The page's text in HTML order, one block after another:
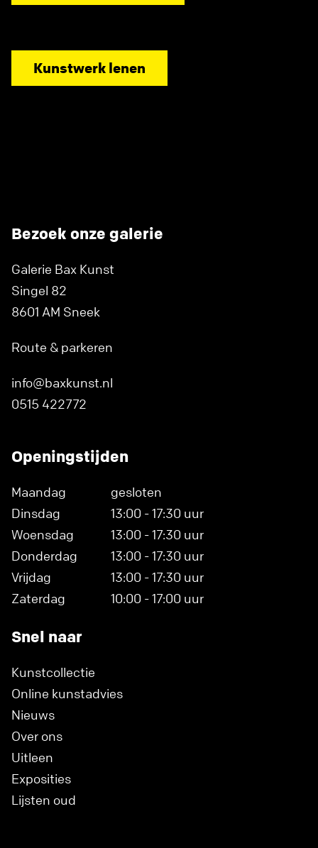
Kunstwerk lenen
Bezoek onze galerie
Galerie Bax Kunst
Singel 82
8601 AM Sneek
Route & parkeren
info@baxkunst.nl
0515 422772
Openingstijden
Maandag
gesloten
Dinsdag
13:00 - 17:30 uur
Woensdag
13:00 - 17:30 uur
Donderdag
13:00 - 17:30 uur
Vrijdag
13:00 - 17:30 uur
Zaterdag
10:00 - 17:00 uur
Snel naar
Kunstcollectie
Online kunstadvies
Nieuws
Over ons
Uitleen
Exposities
Lijsten oud